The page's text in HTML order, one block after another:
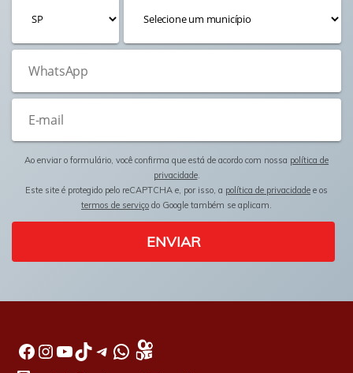
Ao enviar o formulário, você confirma que está de acordo com nossa política de
privacidade.
Este site é protegido pelo reCAPTCHA e, por isso, a política de privacidade e os
termos de serviço do Google também se aplicam.
ENVIAR
Facebook InstagramYoutube TikTok Telegram WhatsApp